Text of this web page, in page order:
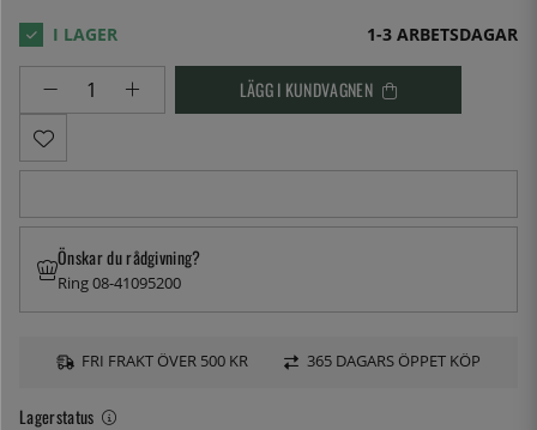
1-3 ARBETSDAGAR
LÄGG I KUNDVAGNEN
Lagerstatus
Önskar du rådgivning?
Ring 08-41095200
FRI FRAKT ÖVER 500 KR 365 DAGARS ÖPPET KÖP